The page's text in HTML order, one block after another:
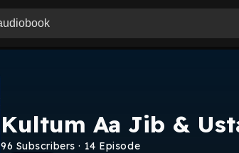
Kultum Aa Jib &
96 Subscribers · 14 Episode